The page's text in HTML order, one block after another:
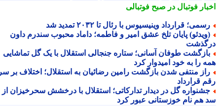
فوتبال در صبح فوتبالی
قرارداد وینیسیوس با رئال تا ۲۰۳۲ تمدید شد
پایان تلخ عشق امیر و فاطمه؛ داماد محبوب سندرم داون
طوفان آسانی؛ ستاره جنجالی استقلال با یک گل تماشایی
را به خود امیدوار کرد
منتفی شدن بازگشت رامین رضائیان به استقلال؛ اختلاف بر سر
قرارداد
گل در دیدار تدارکاتی؛ استقلال با درخشش سحرخیزان از
هم نام خوزستانی عبور کرد